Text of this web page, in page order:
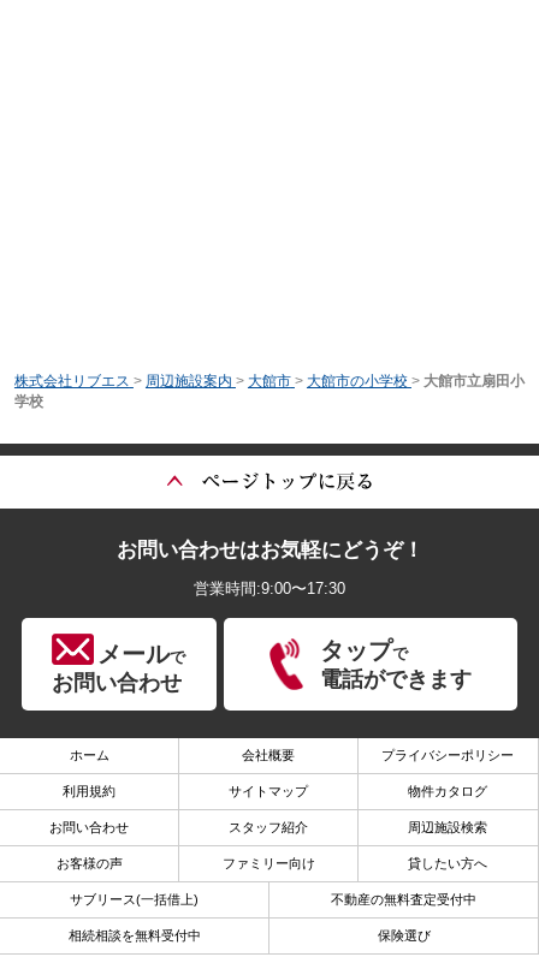
株式会社リブエス > 周辺施設案内 > 大館市 > 大館市の小学校 > 大館市立扇田小
学校
お問い合わせはお気軽にどうぞ！
営業時間:9:00〜17:30
メールで
お問い合わせ
タップで
電話ができます
ホーム 会社概要 プライバシーポリシー
利用規約 サイトマップ 物件カタログ
お問い合わせ スタッフ紹介 周辺施設検索
お客様の声 ファミリー向け 貸したい方へ
サブリース(一括借上) 不動産の無料査定受付中
相続相談を無料受付中 保険選び